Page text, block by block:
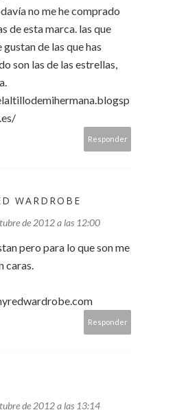
no me he comprado
de esta marca. las que
gustan de las que has
son las de las estrellas,
Responder
WARDROBE
de 2012 a las 12:00
pero para lo que son me
caras.
Responder
de 2012 a las 13:14